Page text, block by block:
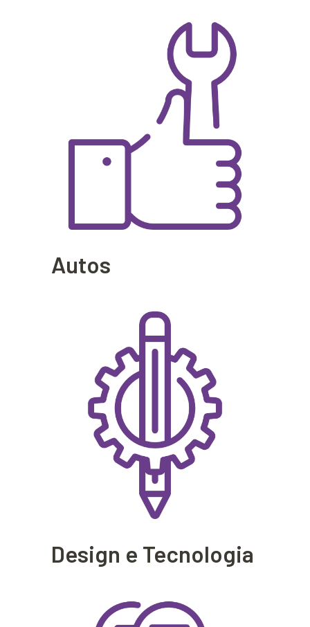
Autos
Design e Tecnologia